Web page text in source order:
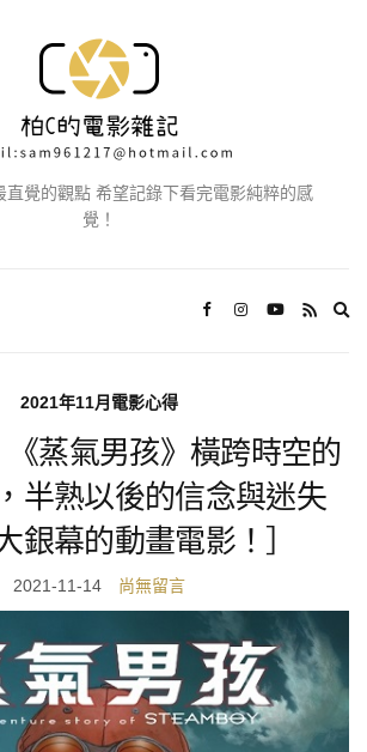
直覺的觀點 希望記錄下看完電影純粹的感
覺！
2021年11月電影心得
蒸氣男孩》橫跨時空的
半熟以後的信念與迷失
銀幕的動畫電影！］
2021-11-14 尚無留言